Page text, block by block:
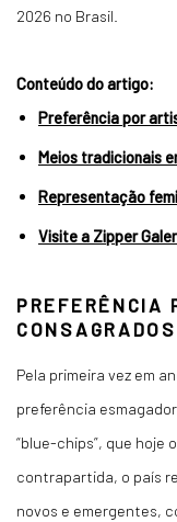
2026 no Brasil.
Conteúdo do artigo:
Preferência por
Meios tradicionais
Representação
Visite a Zipper
PREFERÊNCIA
CONSAGRADOS
Pela primeira vez em
preferência
“blue-chips”, que hoje
contrapartida, o país
novos e emergentes,